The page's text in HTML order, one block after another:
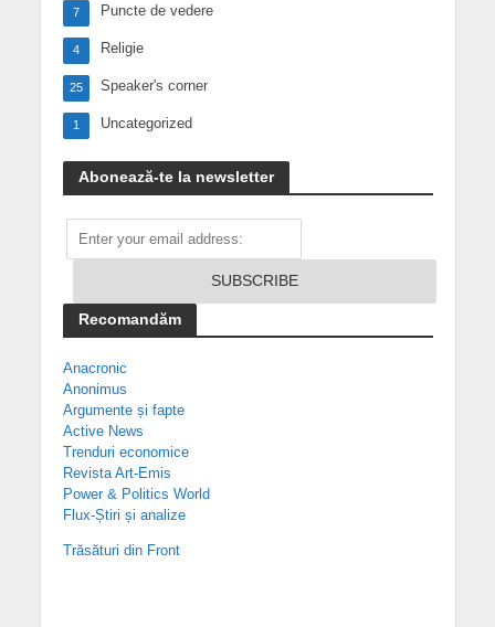
Puncte de vedere
7
Religie
4
Speaker's corner
25
Uncategorized
1
Abonează-te la newsletter
Recomandăm
Anacronic
Anonimus
Argumente și fapte
Active News
Trenduri economice
Revista Art-Emis
Power & Politics World
Flux-Știri și analize
Trăsături din Front